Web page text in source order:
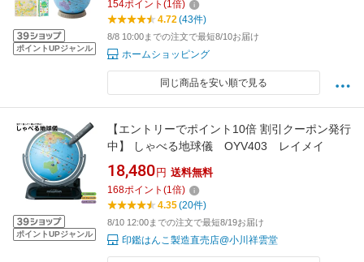
ポイントUPジャンル
い プレゼント
154ポイント (1倍)
4.72(43件)
8/8 10:00までの注文で最短8/10お届け
ホームショッピング
同じ商品を安い順で見る
ポイントUPジャンル
【エントリーでポイント10倍 割引クーポン発行
中】 しゃべる地球儀 OYV403 レイメイ
18,480 円 送料無料
168ポイント (1倍)
4.35(20件)
8/10 12:00までの注文で最短8/19お届け
印鑑はんこ製造直売店@小川祥雲堂